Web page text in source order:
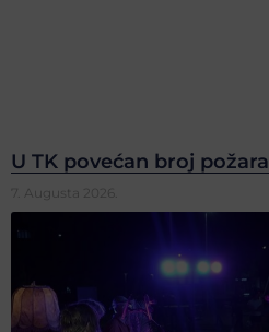
U TK povećan broj požara
7. Augusta 2026.